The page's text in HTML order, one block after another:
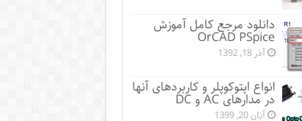
دانلود مرجع کامل آموزش
OrCAD PSpice
آذر 18, 1392
انواع اپتوکوپلر و کاربردهای آنها
در مدارهای AC و DC
آبان 20, 1399